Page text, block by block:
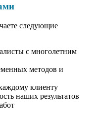
следующие
с многолетним
методов и
клиенту
наших результатов